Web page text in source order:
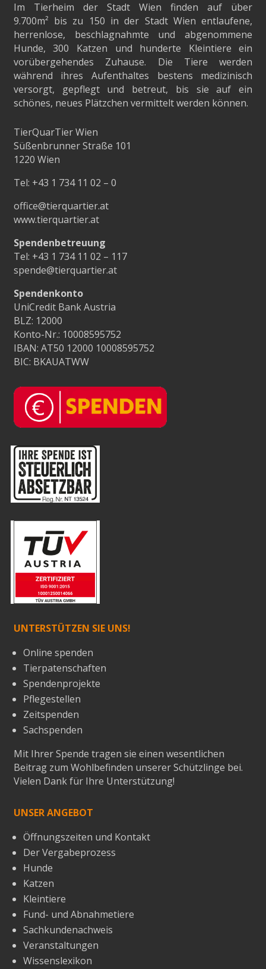
Im Tierheim der Stadt Wien finden auf über
9.700m² bis zu 150 in der Stadt Wien entlaufene,
herrenlose, beschlagnahmte und abgenommene
Hunde, 300 Katzen und hunderte Kleintiere ein
vorübergehendes Zuhause. Die Tiere werden
während ihres Aufenthaltes bestens medizinisch
versorgt, gepflegt und betreut, bis sie auf ein
schönes, neues Plätzchen vermittelt werden können.
TierQuarTier Wien
Süßenbrunner Straße 101
1220 Wien
Tel: +43 1 734 11 02 – 0
office@tierquartier.at
www.tierquartier.at
Spendenbetreuung
Tel: +43 1 734 11 02 – 117
spende@tierquartier.at
Spendenkonto
UniCredit Bank Austria
BLZ: 12000
Konto-Nr.: 10008595752
IBAN: AT50 12000 10008595752
BIC: BKAUATWW
UNTERSTÜTZEN SIE UNS!
Online spenden
Tierpatenschaften
Spendenprojekte
Pflegestellen
Zeitspenden
Sachspenden
Mit Ihrer Spende tragen sie einen wesentlichen
Beitrag zum Wohlbefinden unserer Schützlinge bei.
Vielen Dank für Ihre Unterstützung!
UNSER ANGEBOT
Öffnungszeiten und Kontakt
Der Vergabeprozess
Hunde
Katzen
Kleintiere
Fund- und Abnahmetiere
Sachkundenachweis
Veranstaltungen
Wissenslexikon